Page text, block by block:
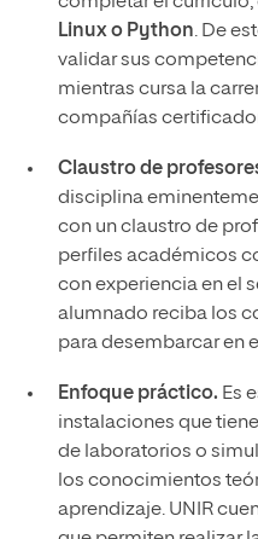
Linux o Python. De
validar sus
mientras cursa la
compañías
Claustro de
disciplina
con un claustro de
perfiles académicos
con experiencia en el
alumnado reciba los
para desembarcar en
Enfoque práctico. Es
instalaciones que
de laboratorios o
los conocimientos
aprendizaje. UNIR